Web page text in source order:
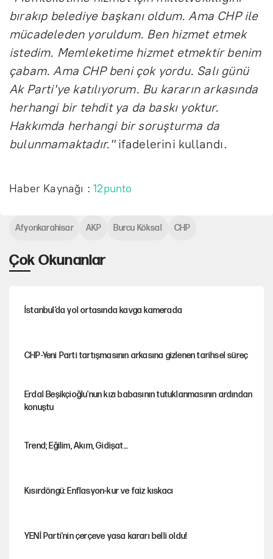
bırakıp belediye başkanı oldum. Ama CHP ile
mücadeleden yoruldum. Ben hizmet etmek
istedim. Memleketime hizmet etmektir benim
çabam. Ama CHP beni çok yordu. Salı günü
Ak Parti'ye katılıyorum. Bu kararın arkasında
herhangi bir tehdit ya da baskı yoktur.
Hakkımda herhangi bir soruşturma da
bulunmamaktadır." ifadelerini kullandı.
Haber Kaynağı :12punto
Çok Okunanlar
İstanbul’da yol ortasında kavga kamerada
CHP-Yeni Parti tartışmasının arkasına gizlenen tarihsel süreç
Erdal Beşikçioğlu'nun kızı babasının tutuklanmasının ardından
konuştu
Trend; Eğilim, Akım, Gidişat…
Kısırdöngü: Enflasyon-kur ve faiz kıskacı
YENİ Parti'nin çerçeve yasa kararı belli oldu!
Afyonkarahisar AKP Burcu Köksal CHP